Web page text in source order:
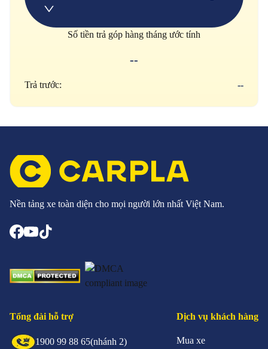
Số tiền trả góp hàng tháng ước tính
--
Trả trước: --
Nền tảng xe toàn diện cho mọi người lớn nhất Việt Nam.
Tổng đài hỗ trợ
1900 99 88 65(nhánh 2)
Dịch vụ khách hàng
Mua xe